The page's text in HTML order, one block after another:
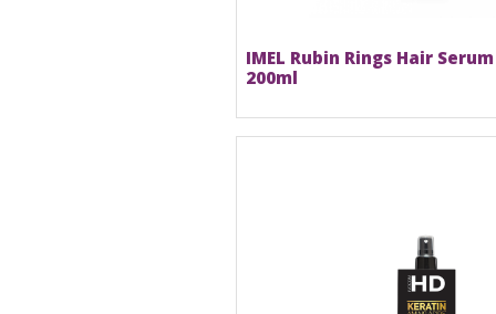
IMEL Rubin Rings Hair Serum
200ml